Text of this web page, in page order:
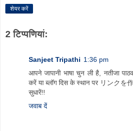
शेयर करें
2 टिप्‍पणियां:
Sanjeet Tripathi 1:36 pm
आपने जापानी भाषा चुन ली है, नतीजा
करें या ब्लॉग दिस के स्थान पर リンクを
सुधारें!!
जवाब दें